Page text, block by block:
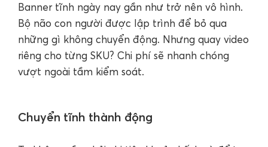
Banner tĩnh ngày nay gần như trở nên vô hình.
Bộ não con người được lập trình để bỏ qua
những gì không chuyển động. Nhưng quay video
riêng cho từng SKU? Chi phí sẽ nhanh chóng
vượt ngoài tầm kiểm soát.
Chuyển tĩnh thành động